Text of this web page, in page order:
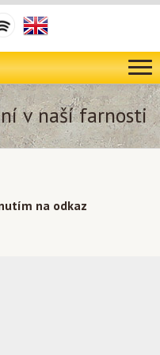
v naší farnosti
na odkaz